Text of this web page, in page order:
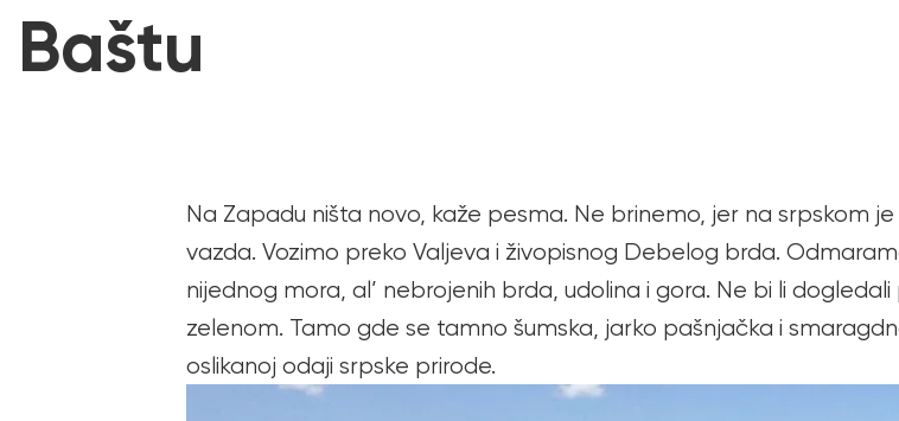
Baštu
Na Zapadu ništa novo, kaže pesma. Ne brinemo, jer na srpskom
vazda. Vozimo preko Valjeva i živopisnog Debelog brda.
nijednog mora, al’ nebrojenih brda, udolina i gora. Ne bi li
zelenom. Tamo gde se tamno šumska, jarko pašnjačka i
oslikanoj odaji srpske prirode.